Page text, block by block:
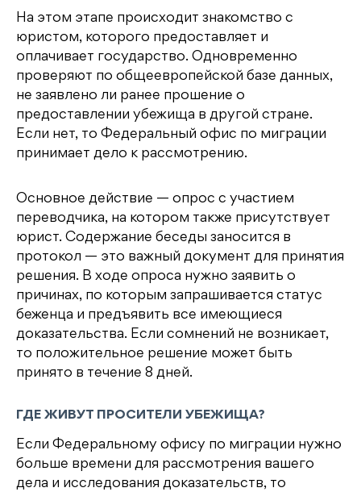
На этом этапе происходит знакомство с
юристом, которого предоставляет и
оплачивает государство. Одновременно
проверяют по общеевропейской базе данных,
не заявлено ли ранее прошение о
предоставлении убежища в другой стране.
Если нет, то Федеральный офис по миграции
принимает дело к рассмотрению.
Основное действие — опрос с участием
переводчика, на котором также присутствует
юрист. Содержание беседы заносится в
протокол — это важный документ для принятия
решения. В ходе опроса нужно заявить о
причинах, по которым запрашивается статус
беженца и предъявить все имеющиеся
доказательства. Если сомнений не возникает,
то положительное решение может быть
принято в течение 8 дней.
ГДЕ ЖИВУТ ПРОСИТЕЛИ УБЕЖИЩА?
Если Федеральному офису по миграции нужно
больше времени для рассмотрения вашего
дела и исследования доказательств, то